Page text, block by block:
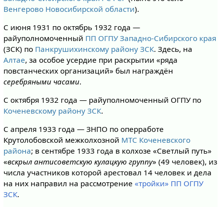
Венгерово Новосибирской области).
С июня 1931 по октябрь 1932 года —
райуполномоченный ПП ОГПУ Западно-Сибирского края
(ЗСК) по Панкрушихинскому району ЗСК. Здесь, на
Алтае, за особое усердие при раскрытии «ряда
повстанческих организаций» был награждён
серебряными часами.
С октября 1932 года — райуполномоченный ОГПУ по
Коченевскому району ЗСК.
С апреля 1933 года — ЗНПО по оперработе
Крутолобовской межколхозной МТС Коченевского
района; в сентябре 1933 года в колхозе «Светлый путь»
«вскрыл антисоветскую кулацкую группу» (49 человек), из
числа участников которой арестовал 14 человек и дела
на них направил на рассмотрение «тройки» ПП ОГПУ
ЗСК.